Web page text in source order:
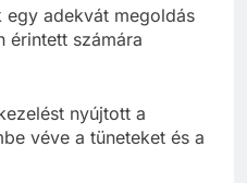
egy adekvát megoldás
érintett számára
nyújtott a
véve a tüneteket és a